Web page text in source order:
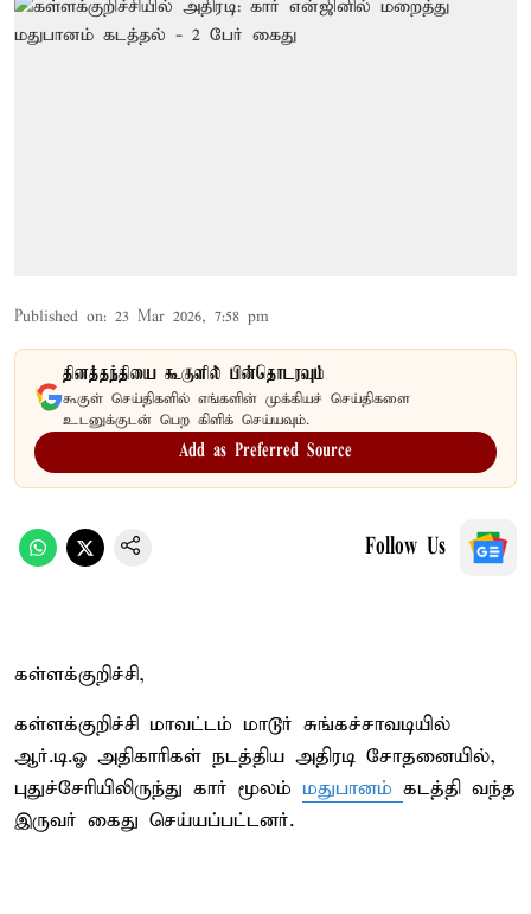
Published on: 23 Mar 2026, 7:58 pm
தினத்தந்தியை கூகுளில் பின்தொடரவும்
கூகுள் செய்திகளில் எங்களின் முக்கியச் செய்திகளை
உடனுக்குடன் பெற கிளிக் செய்யவும்.
Add as Preferred Source
Follow Us
கள்ளக்குறிச்சி,
கள்ளக்குறிச்சி மாவட்டம் மாடூர் சுங்கச்சாவடியில்
ஆர்.டி.ஓ அதிகாரிகள் நடத்திய அதிரடி சோதனையில்,
புதுச்சேரியிலிருந்து கார் மூலம் மதுபானம் கடத்தி வந்த
இருவர் கைது செய்யப்பட்டனர்.